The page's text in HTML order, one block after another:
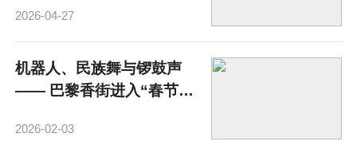
2026-04-27
机器人、民族舞与锣鼓声
—— 巴黎香街进入“春节时
2026-02-03